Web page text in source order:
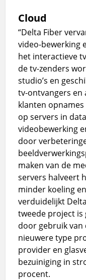
Cloud
“Delta Fiber
video-bewerking
het interactieve
de tv-zenders
studio’s en
tv-ontvangers en
klanten
op servers in
videobewerking
door
maken van de
servers halveert
minder koeling
verduidelijkt
tweede project is
door gebruik
nieuwere type
provider en
bezuiniging in
procent.